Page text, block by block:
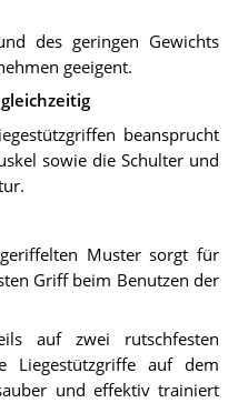
des geringen Gewichts
geeigent.
beansprucht
sowie die Schulter und
Muster sorgt für
Griff beim Benutzen der
auf zwei rutschfesten
Liegestützgriffe auf dem
und effektiv trainiert